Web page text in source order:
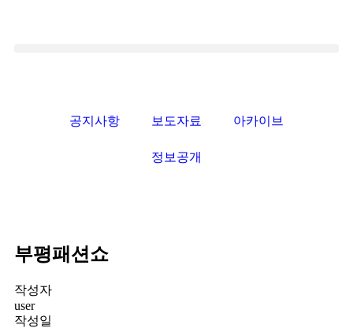
공지사항 보도자료 아카이브
정보공개
부평패션쇼
작성자
user
작성일